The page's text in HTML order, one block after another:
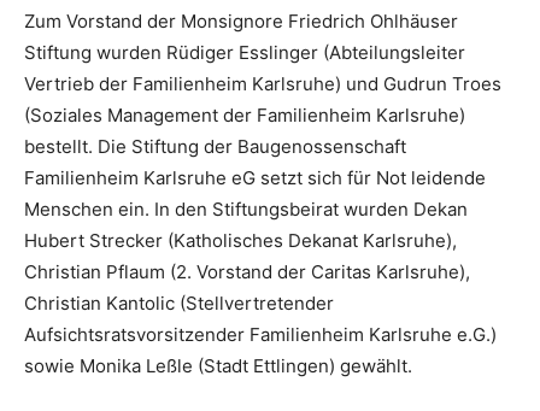
Zum Vorstand der Monsignore Friedrich Ohlhäuser
Stiftung wurden Rüdiger Esslinger (Abteilungsleiter
Vertrieb der Familienheim Karlsruhe) und Gudrun Troes
(Soziales Management der Familienheim Karlsruhe)
bestellt. Die Stiftung der Baugenossenschaft
Familienheim Karlsruhe eG setzt sich für Not leidende
Menschen ein. In den Stiftungsbeirat wurden Dekan
Hubert Strecker (Katholisches Dekanat Karlsruhe),
Christian Pflaum (2. Vorstand der Caritas Karlsruhe),
Christian Kantolic (Stellvertretender
Aufsichtsratsvorsitzender Familienheim Karlsruhe e.G.)
sowie Monika Leßle (Stadt Ettlingen) gewählt.